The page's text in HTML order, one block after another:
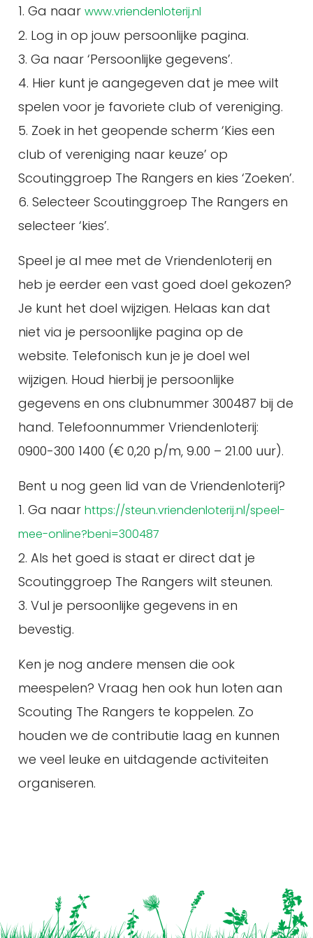
1. Ga naar www.vriendenloterij.nl
2. Log in op jouw persoonlijke pagina.
3. Ga naar ‘Persoonlijke gegevens’.
4. Hier kunt je aangegeven dat je mee wilt
spelen voor je favoriete club of vereniging.
5. Zoek in het geopende scherm ‘Kies een
club of vereniging naar keuze’ op
Scoutinggroep The Rangers en kies ‘Zoeken’.
6. Selecteer Scoutinggroep The Rangers en
selecteer ‘kies’.
Speel je al mee met de Vriendenloterij en
heb je eerder een vast goed doel gekozen?
Je kunt het doel wijzigen. Helaas kan dat
niet via je persoonlijke pagina op de
website. Telefonisch kun je je doel wel
wijzigen. Houd hierbij je persoonlijke
gegevens en ons clubnummer 300487 bij de
hand. Telefoonnummer Vriendenloterij:
0900-300 1400 (€ 0,20 p/m, 9.00 – 21.00 uur).
Bent u nog geen lid van de Vriendenloterij?
1. Ga naar https://steun.vriendenloterij.nl/speel-
mee-online?beni=300487
2. Als het goed is staat er direct dat je
Scoutinggroep The Rangers wilt steunen.
3. Vul je persoonlijke gegevens in en
bevestig.
Ken je nog andere mensen die ook
meespelen? Vraag hen ook hun loten aan
Scouting The Rangers te koppelen. Zo
houden we de contributie laag en kunnen
we veel leuke en uitdagende activiteiten
organiseren.